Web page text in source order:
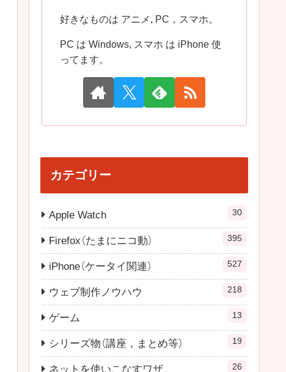
好きなものは アニメ, PC，スマホ。
PC は Windows, スマホ は iPhone 使
ってます。
カテゴリー
Apple Watch 30
Firefox（たまにニコ動） 395
iPhone（ケータイ関連） 527
ウェブ制作ノウハウ 218
ゲーム 13
シリーズ物（講座，まとめ等） 19
ネットを使いこなすワザ 26